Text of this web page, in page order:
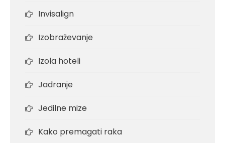
Invisalign
Izobraževanje
Izola hoteli
Jadranje
Jedilne mize
Kako premagati raka